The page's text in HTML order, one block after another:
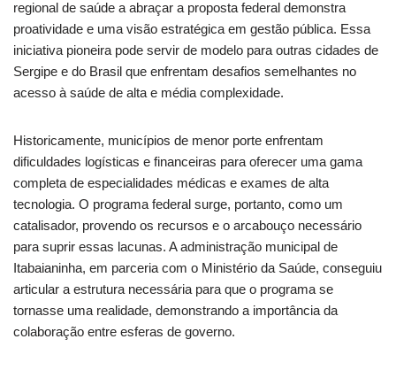
regional de saúde a abraçar a proposta federal demonstra
proatividade e uma visão estratégica em gestão pública. Essa
iniciativa pioneira pode servir de modelo para outras cidades de
Sergipe e do Brasil que enfrentam desafios semelhantes no
acesso à saúde de alta e média complexidade.
Historicamente, municípios de menor porte enfrentam
dificuldades logísticas e financeiras para oferecer uma gama
completa de especialidades médicas e exames de alta
tecnologia. O programa federal surge, portanto, como um
catalisador, provendo os recursos e o arcabouço necessário
para suprir essas lacunas. A administração municipal de
Itabaianinha, em parceria com o Ministério da Saúde, conseguiu
articular a estrutura necessária para que o programa se
tornasse uma realidade, demonstrando a importância da
colaboração entre esferas de governo.